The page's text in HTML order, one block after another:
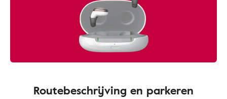
Routebeschrijving en parkeren